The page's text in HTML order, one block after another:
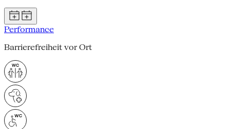
Performance
Barrierefreiheit vor Ort